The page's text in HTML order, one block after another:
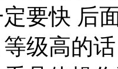
要快 后
级高的